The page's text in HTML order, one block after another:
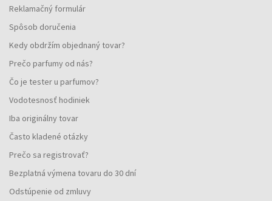
Reklamačný formulár
Spôsob doručenia
Kedy obdržím objednaný tovar?
Prečo parfumy od nás?
Čo je tester u parfumov?
Vodotesnosť hodiniek
Iba originálny tovar
Často kladené otázky
Prečo sa registrovať?
Bezplatná výmena tovaru do 30 dní
Odstúpenie od zmluvy